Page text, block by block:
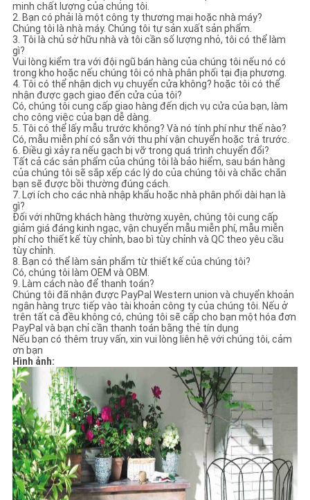
minh chất lượng của chúng tôi.
2. Bạn có phải là một công ty thương mại hoặc nhà máy?
Chúng tôi là nhà máy. Chúng tôi tự sản xuất sản phẩm.
3. Tôi là chủ sở hữu nhà và tôi cần số lượng nhỏ, tôi có thể làm
gì?
Vui lòng kiểm tra với đội ngũ bán hàng của chúng tôi nếu nó có
trong kho hoặc nếu chúng tôi có nhà phân phối tại địa phương.
4. Tôi có thể nhận dịch vụ chuyển cửa không? hoặc tôi có thể
nhận được gạch giao đến cửa của tôi?
Có, chúng tôi cung cấp giao hàng đến dịch vụ cửa của bạn, làm
cho công việc của bạn dễ dàng.
5. Tôi có thể lấy mẫu trước không? Và nó tính phí như thế nào?
Có, mẫu miễn phí có sẵn với thu phí vận chuyển hoặc trả trước.
6. Điều gì xảy ra nếu gạch bị vỡ trong quá trình chuyển đổi?
Tất cả các sản phẩm của chúng tôi là bảo hiểm, sau bán hàng
của chúng tôi sẽ sắp xếp các lý do của chúng tôi và chắc chắn
bạn sẽ được bồi thường đúng cách.
7. Lợi ích cho các nhà nhập khẩu hoặc nhà phân phối dài hạn là
gì?
Đối với những khách hàng thường xuyên, chúng tôi cung cấp
giảm giá đáng kinh ngạc, vận chuyển mẫu miễn phí, mẫu miễn
phí cho thiết kế tùy chỉnh, bao bì tùy chỉnh và QC theo yêu cầu
tùy chỉnh.
8. Bạn có thể làm sản phẩm từ thiết kế của chúng tôi?
Có, chúng tôi làm OEM và OBM.
9. Làm cách nào để thanh toán?
Chúng tôi đã nhận được PayPal Western union và chuyển khoản
ngân hàng trực tiếp vào tài khoản công ty của chúng tôi. Nếu ở
trên tất cả đều không có, chúng tôi sẽ cấp cho bạn một hóa đơn
PayPal và bạn chỉ cần thanh toán bằng thẻ tín dụng
Nếu bạn có thêm truy vấn, xin vui lòng liên hệ với chúng tôi, cảm
ơn bạn
Hình ảnh: